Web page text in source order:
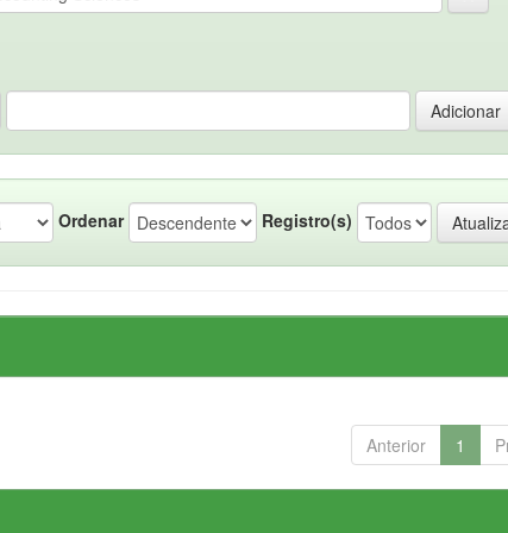
Ordenar Registro(s)
Anterior 1